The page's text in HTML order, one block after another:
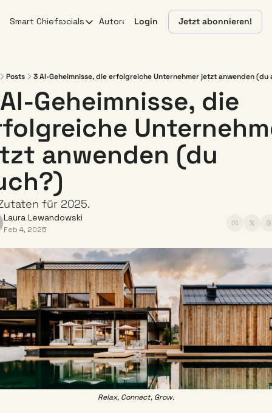
Smart ChiefsSocials
Socials
YouTube
Linkedin
Instagram
Autoren Login Jetzt abonnieren!
Posts 3 AI-Geheimnisse, die erfolgreiche Unternehmer jetzt anwenden (du
Geheimnisse, die
anwenden (du
für 2025.
Laura Lewandowski
Feb 4, 2025
Relax, Connect, Grow.